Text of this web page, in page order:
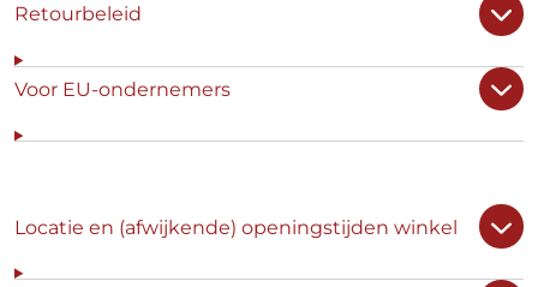
Retourbeleid
Voor EU-ondernemers
Locatie en (afwijkende) openingstijden winkel